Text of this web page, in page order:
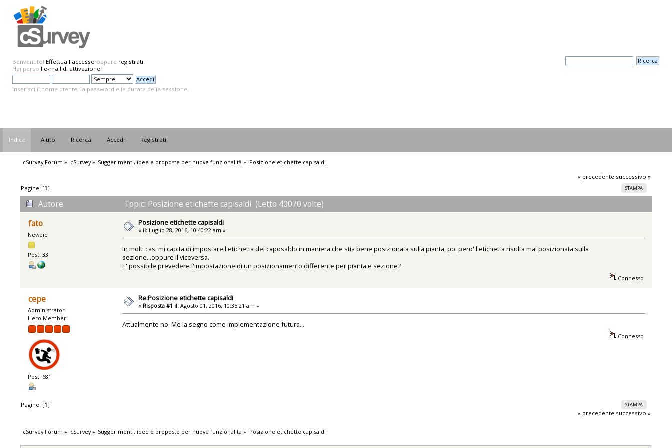
Benvenuto! Effettua l'accesso oppure registrati.
Hai perso l'e-mail di attivazione?
Inserisci il nome utente, la password e la durata della sessione.
Indice Aiuto Ricerca Accedi Registrati
cSurvey Forum » cSurvey» Suggerimenti, idee e proposte per nuove funzionalità » Posizione etichette capisaldi
« precedente successivo »
STAMPA
Pagine: [1]
Autore
Topic: Posizione etichette capisaldi (Letto 40070 volte)
fato
Newbie
Post: 33
Posizione etichette capisaldi
« il: Luglio 28, 2016, 10:40:22 am »
In molti casi mi capita di impostare l'etichetta del caposaldo in maniera che stia bene posizionata sulla pianta, poi pero' l'etichetta risulta mal posizionata sulla
sezione...oppure il viceversa.
E' possibile prevedere l'impostazione di un posizionamento differente per pianta e sezione?
Connesso
cepe
Administrator
Hero Member
Post: 681
Re:Posizione etichette capisaldi
« Risposta #1 il: Agosto 01, 2016, 10:35:21 am »
Attualmente no. Me la segno come implementazione futura...
Connesso
STAMPA
Pagine: [1]
« precedente successivo »
cSurvey Forum » cSurvey» Suggerimenti, idee e proposte per nuove funzionalità » Posizione etichette capisaldi